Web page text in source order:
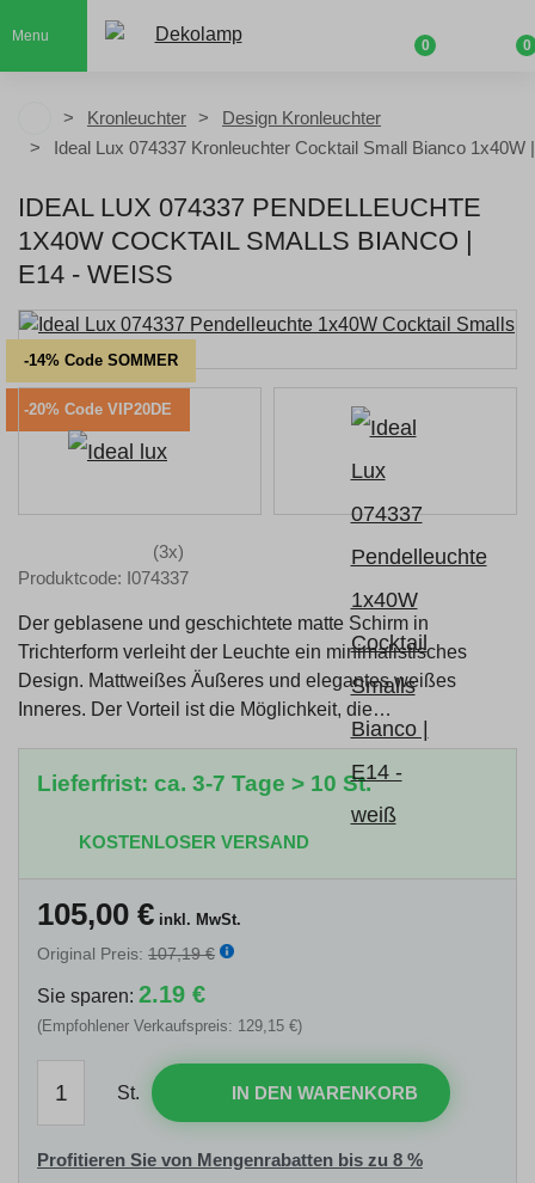
Menu
0 0
Kronleuchter
Design Kronleuchter
Ideal Lux 074337 Kronleuchter Cocktail Small Bianco 1x40W
IDEAL LUX 074337 PENDELLEUCHTE
1X40W COCKTAIL SMALLS BIANCO |
E14 - WEISS
-14% Code SOMMER
-20% Code VIP20DE
(3x)
Produktcode: I074337
Der geblasene und geschichtete matte Schirm in
Trichterform verleiht der Leuchte ein minimalistisches
Design. Mattweißes Äußeres und elegantes weißes
Inneres. Der Vorteil ist die Möglichkeit, die…
Lieferfrist: ca. 3-7 Tage > 10 St.
KOSTENLOSER VERSAND
105,00 € inkl. MwSt.
Original Preis: 107,19 €
Sie sparen: 2.19 €
(Empfohlener Verkaufspreis: 129,15 €)
St. IN DEN WARENKORB
Profitieren Sie von Mengenrabatten bis zu 8 %